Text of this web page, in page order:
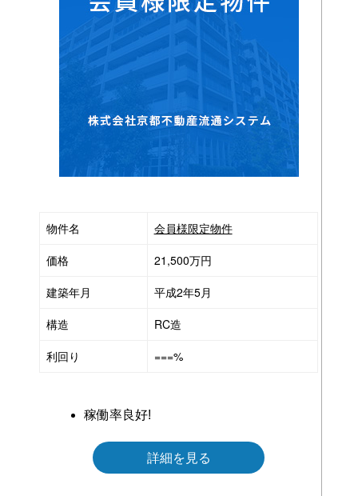
物件名
会員様限定物件
価格
21,500万円
建築年月
平成2年5月
構造
RC造
利回り
===%
稼働率良好!
詳細を見る